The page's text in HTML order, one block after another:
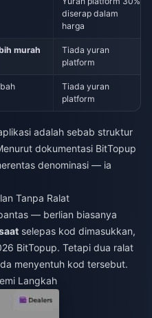
diserap dalam
harga
murah
Tiada yuran
platform
Tiada yuran
platform
adalah sebab struktur
dokumentasi BitTopup
denominasi — ia
Tanpa Ralat
— berlian biasanya
selepas kod dimasukkan,
BitTopup. Tetapi dua ralat
menyentuh kod tersebut.
Langkah